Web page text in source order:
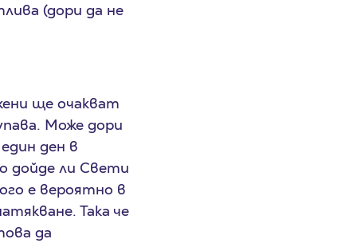
(дори да не
ще очакват
Може дори
ден в
дойде ли Свети
е вероятно в
Така че
да